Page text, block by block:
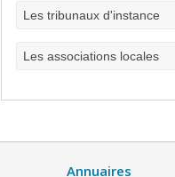
Les tribunaux d'instance
Les associations locales
Annuaires